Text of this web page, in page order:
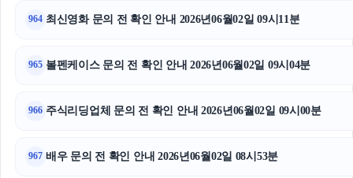
트립닷컴할인코드
964 최신영화 문의 전 확인 안내 2026년06월02일 09시11분
965 볼펜케이스 문의 전 확인 안내 2026년06월02일 09시04분
966 주식리딩업체 문의 전 확인 안내 2026년06월02일 09시00분
967 배우 문의 전 확인 안내 2026년06월02일 08시53분